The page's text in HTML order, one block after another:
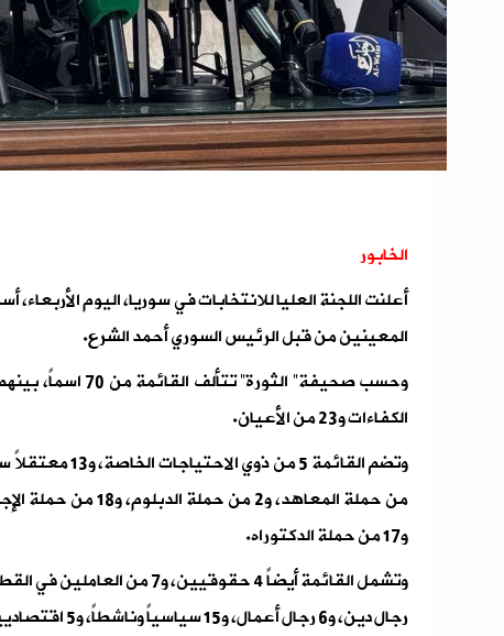
الخابور
أعلنت اللجنة العليا للانتخابات في سوريا، اليوم
المعينين من قبل الرئيس السوري أحمد الشرع.
الكفاءات و23 من الأعيان.
و17 من حملة الدكتوراه.
رجال دين، و6 رجال أعمال، و15 سياسياً وناشطاً، و5 اقتصاديين وإداريين، وكاتباً واحداً.